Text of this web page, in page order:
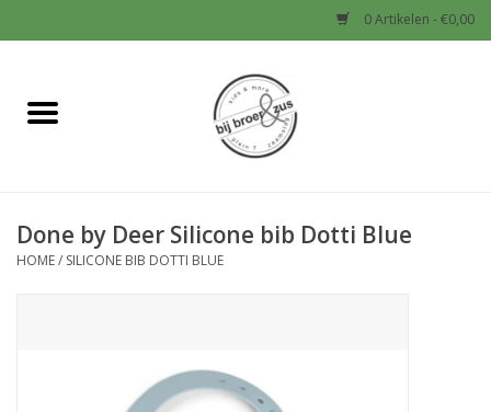
0 Artikelen - €0,00
Home
Baby
Done by Deer Silicone bib Dotti Blue
HOME/ SILICONE BIB DOTTI BLUE